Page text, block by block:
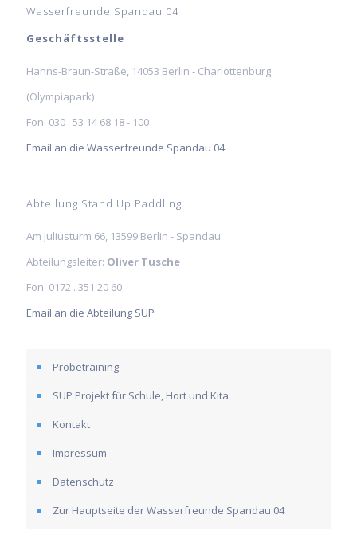
Wasserfreunde Spandau 04
Geschäftsstelle
Hanns-Braun-Straße, 14053 Berlin - Charlottenburg
(Olympiapark)
Fon: 030 . 53 14 68 18 - 100
Email an die Wasserfreunde Spandau 04
Abteilung Stand Up Paddling
Am Juliusturm 66, 13599 Berlin - Spandau
Abteilungsleiter: Oliver Tusche
Fon: 0172 . 351 20 60
Email an die Abteilung SUP
Probetraining
SUP Projekt für Schule, Hort und Kita
Kontakt
Impressum
Datenschutz
Zur Hauptseite der Wasserfreunde Spandau 04